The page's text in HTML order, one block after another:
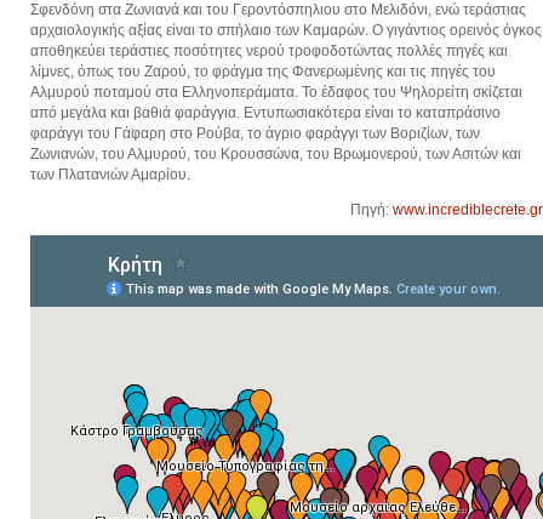
Σφενδόνη στα Ζωνιανά και του Γεροντόσπηλιου στο Μελιδόνι, ενώ τεράστιας
αρχαιολογικής αξίας είναι το σπήλαιο των Καμαρών. Ο γιγάντιος ορεινός όγκος
αποθηκεύει τεράστιες ποσότητες νερού τροφοδοτώντας πολλές πηγές και
λίμνες, όπως του Ζαρού, το φράγμα της Φανερωμένης και τις πηγές του
Αλμυρού ποταμού στα Ελληνοπεράματα. Το έδαφος του Ψηλορείτη σκίζεται
από μεγάλα και βαθιά φαράγγια. Εντυπωσιακότερα είναι το καταπράσινο
φαράγγι του Γάφαρη στο Ρούβα, το άγριο φαράγγι των Βοριζίων, των
Ζωνιανών, του Αλμυρού, του Κρουσσώνα, του Βρωμονερού, των Ασιτών και
των Πλατανιών Αμαρίου.
Πηγή: www.incrediblecrete.gr